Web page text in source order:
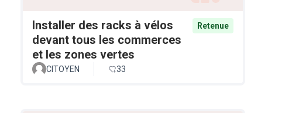
Installer des racks à vélos
devant tous les commerces
et les zones vertes
Retenue
CITOYEN 33